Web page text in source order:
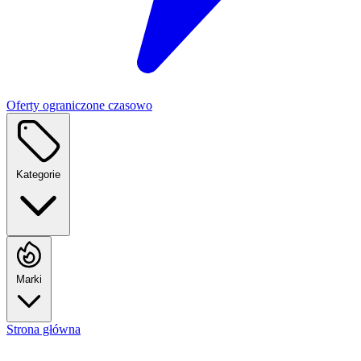
Oferty ograniczone czasowo
Kategorie
Marki
Strona główna